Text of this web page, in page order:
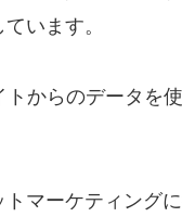
います。
からのデータを
マーケティング